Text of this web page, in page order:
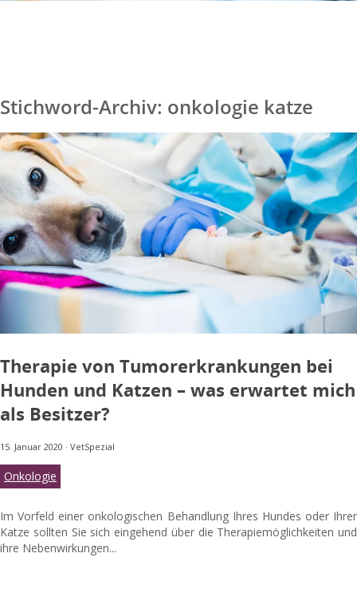
Stichword-Archiv: onkologie katze
Therapie von Tumorerkrankungen bei
Hunden und Katzen – was erwartet mich
als Besitzer?
15. Januar 2020 · VetSpezial
Onkologie
Im Vorfeld einer onkologischen Behandlung Ihres Hundes oder Ihrer
Katze sollten Sie sich eingehend über die Therapiemöglichkeiten und
ihre Nebenwirkungen...